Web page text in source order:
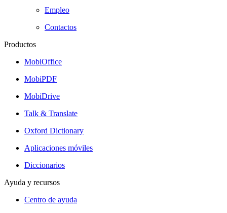
Empleo
Contactos
Productos
MobiOffice
MobiPDF
MobiDrive
Talk & Translate
Oxford Dictionary
Aplicaciones móviles
Diccionarios
Ayuda y recursos
Centro de ayuda